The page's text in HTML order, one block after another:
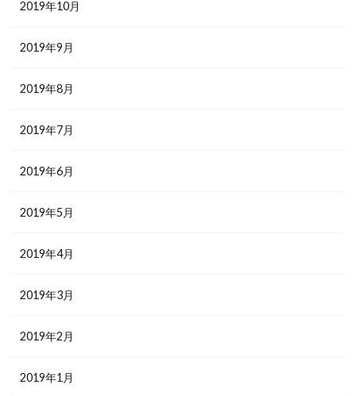
2019年10月
2019年9月
2019年8月
2019年7月
2019年6月
2019年5月
2019年4月
2019年3月
2019年2月
2019年1月